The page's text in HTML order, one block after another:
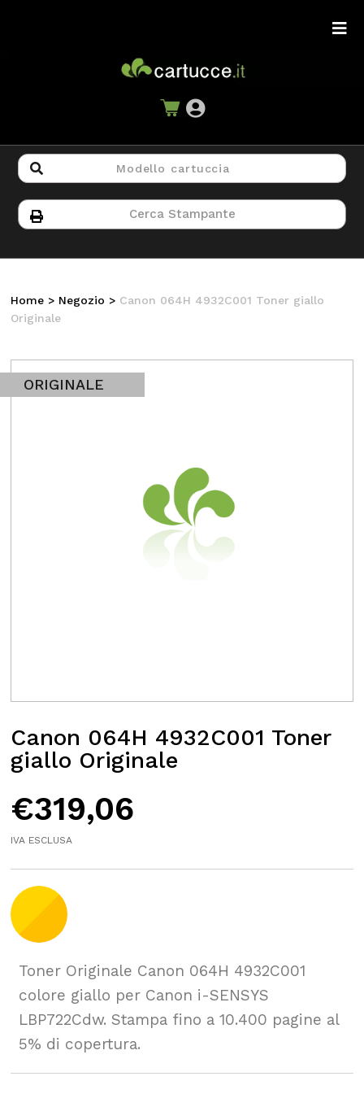
Home > Negozio > Canon 064H 4932C001 Toner giallo
Originale
ORIGINALE
Canon 064H 4932C001 Toner
giallo Originale
€319,06
IVA ESCLUSA
Toner Originale Canon 064H 4932C001
colore giallo per Canon i-SENSYS
LBP722Cdw. Stampa fino a 10.400 pagine al
5% di copertura.